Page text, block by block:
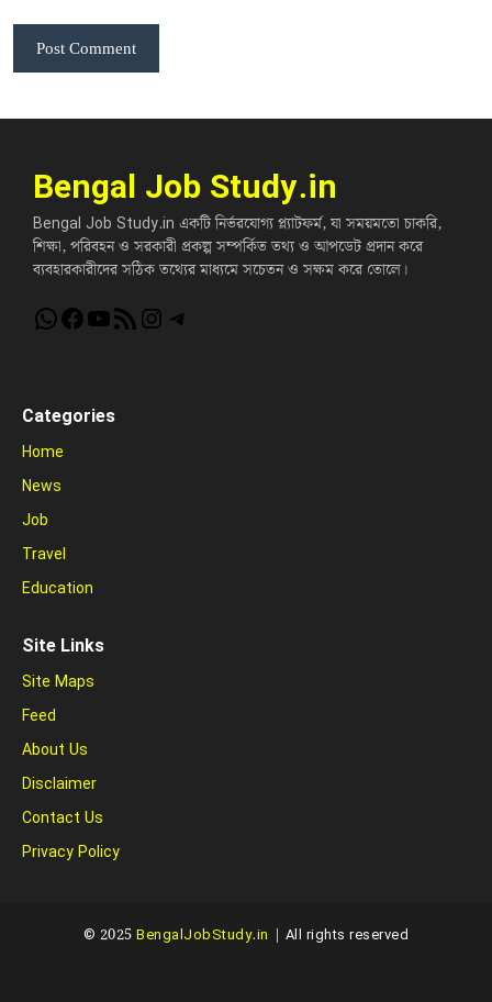
Bengal Job Study.in
Bengal Job Study.in একটি নির্ভরযোগ্য প্ল্যাটফর্ম, যা সময়মতো চাকরি,
শিক্ষা, পরিবহন ও সরকারী প্রকল্প সম্পর্কিত তথ্য ও আপডেট প্রদান করে
ব্যবহারকারীদের সঠিক তথ্যের মাধ্যমে সচেতন ও সক্ষম করে তোলে।
WhatsApp
Facebook
YouTube
RSS FeedInstagram
Telegram
Categories
Home
News
Job
Travel
Education
Site Links
Site Maps
Feed
About Us
Disclaimer
Contact Us
Privacy Policy
© 2025BengalJobStudy.in | All rights reserved